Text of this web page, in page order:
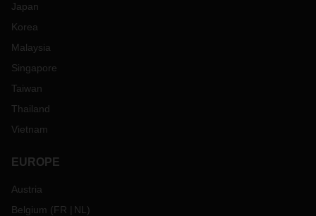
Japan
Korea
Malaysia
Singapore
Taiwan
Thailand
Vietnam
EUROPE
Austria
Belgium (FR NL )